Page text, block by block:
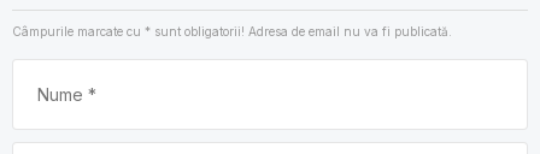
Câmpurile marcate cu * sunt obligatorii! Adresa de email nu va fi publicată.